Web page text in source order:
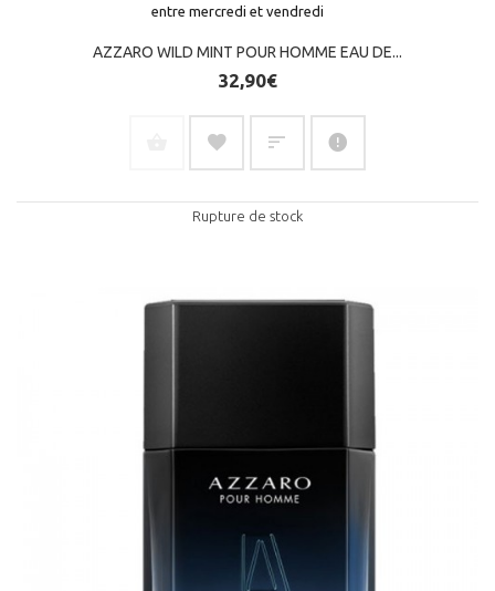
entre mercredi et vendredi
AZZARO WILD MINT POUR HOMME EAU DE...
32,90€
Rupture de stock